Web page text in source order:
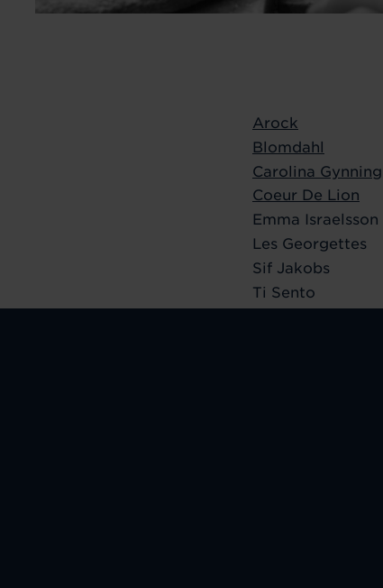
Arock
Blomdahl
Carolina Gynning
Coeur De Lion
Emma Israelsson
Les Georgettes
Sif Jakobs
Ti Sento